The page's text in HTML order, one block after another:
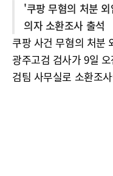
'쿠팡 무혐의 처분
의자 소환조사 출석
쿠팡 사건 무혐의 처분
광주고검 검사가 9일
검팀 사무실로 소환조